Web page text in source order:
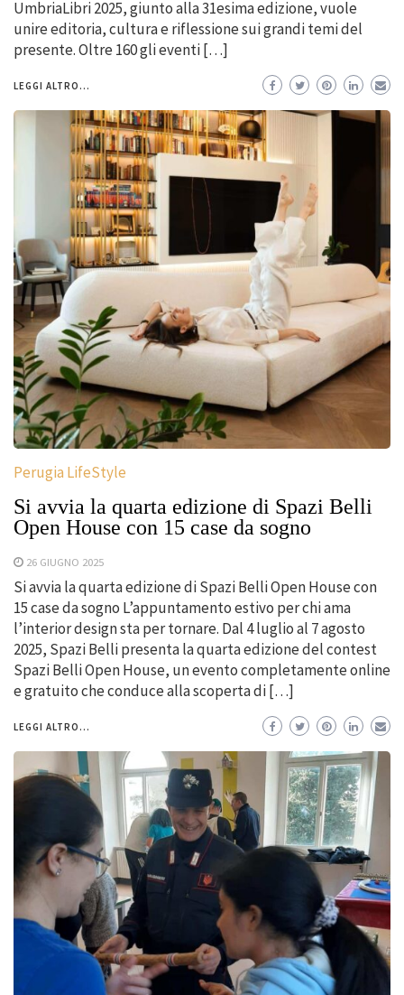
UmbriaLibri 2025, giunto alla 31esima edizione, vuole
unire editoria, cultura e riflessione sui grandi temi del
presente. Oltre 160 gli eventi […]
LEGGI ALTRO...
Perugia LifeStyle
Si avvia la quarta edizione di Spazi Belli
Open House con 15 case da sogno
26 GIUGNO 2025
Si avvia la quarta edizione di Spazi Belli Open House con
15 case da sogno L’appuntamento estivo per chi ama
l’interior design sta per tornare. Dal 4 luglio al 7 agosto
2025, Spazi Belli presenta la quarta edizione del contest
Spazi Belli Open House, un evento completamente online
e gratuito che conduce alla scoperta di […]
LEGGI ALTRO...